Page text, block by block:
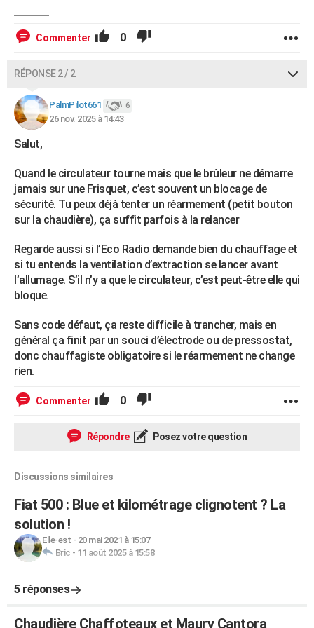
Commenter 0
RÉPONSE 2 / 2
PalmPilot661 6
26 nov. 2025 à 14:43
Salut,
Quand le circulateur tourne mais que le brûleur ne démarre
jamais sur une Frisquet, c’est souvent un blocage de
sécurité. Tu peux déjà tenter un réarmement (petit bouton
sur la chaudière), ça suffit parfois à la relancer
Regarde aussi si l’Eco Radio demande bien du chauffage et
si tu entends la ventilation d’extraction se lancer avant
l’allumage. S’il n’y a que le circulateur, c’est peut-être elle qui
bloque.
Sans code défaut, ça reste difficile à trancher, mais en
général ça finit par un souci d’électrode ou de pressostat,
donc chauffagiste obligatoire si le réarmement ne change
rien.
Commenter 0
Répondre Posez votre question
Discussions similaires
Fiat 500 : Blue et kilométrage clignotent ? La
solution !
Elle-est - 20 mai 2021 à 15:07
Bric - 11 août 2025 à 15:58
5 réponses
Chaudière Chaffoteaux et Maury Cantora